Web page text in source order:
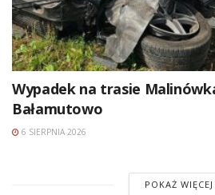
Wypadek na trasie
Bałamutowo
6 SIERPNIA 2026
POKAŻ WIĘCEJ